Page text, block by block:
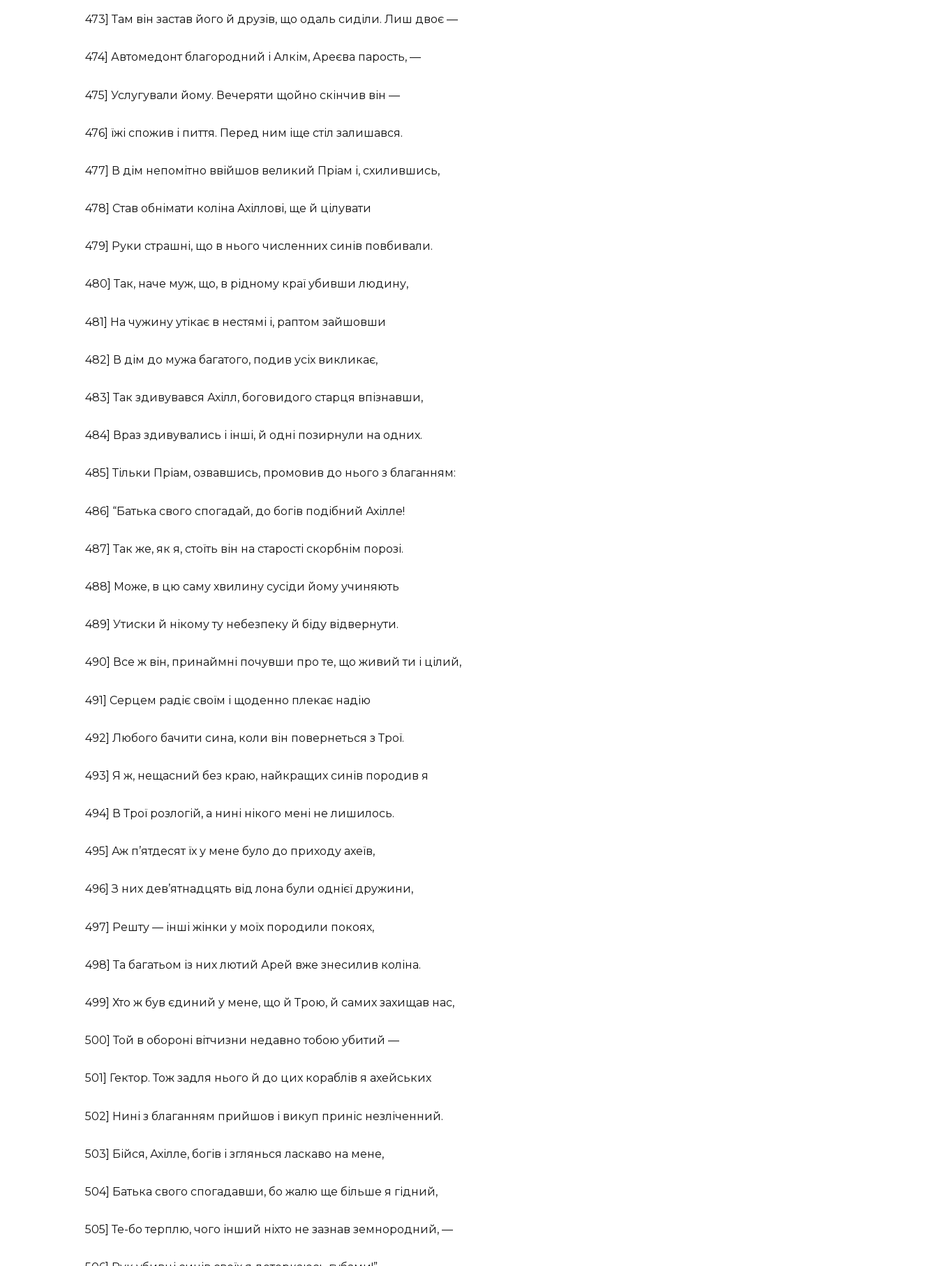
473] Там він застав його й друзів, що одаль сиділи. Лиш двоє —
474] Автомедонт благородний і Алкім, Ареєва парость, —
475] Услугували йому. Вечеряти щойно скінчив він —
476] їжі спожив і пиття. Перед ним іще стіл залишався.
477] В дім непомітно ввійшов великий Пріам і, схилившись,
478] Став обнімати коліна Ахіллові, ще й цілувати
479] Руки страшні, що в нього численних синів повбивали.
480] Так, наче муж, що, в рідному краї убивши людину,
481] На чужину утікає в нестямі і, раптом зайшовши
482] В дім до мужа багатого, подив усіх викликає,
483] Так здивувався Ахілл, боговидого старця впізнавши,
484] Враз здивувались і інші, й одні позирнули на одних.
485] Тільки Пріам, озвавшись, промовив до нього з благанням:
486] “Батька свого спогадай, до богів подібний Ахілле!
487] Так же, як я, стоїть він на старості скорбнім порозі.
488] Може, в цю саму хвилину сусіди йому учиняють
489] Утиски й нікому ту небезпеку й біду відвернути.
490] Все ж він, принаймні почувши про те, що живий ти і цілий,
491] Серцем радіє своїм і щоденно плекає надію
492] Любого бачити сина, коли він повернеться з Трої.
493] Я ж, нещасний без краю, найкращих синів породив я
494] В Трої розлогій, а нині нікого мені не лишилось.
495] Аж п’ятдесят їх у мене було до приходу ахеїв,
496] З них дев’ятнадцять від лона були однієї дружини,
497] Решту — інші жінки у моїх породили покоях,
498] Та багатьом із них лютий Арей вже знесилив коліна.
499] Хто ж був єдиний у мене, що й Трою, й самих захищав нас,
500] Той в обороні вітчизни недавно тобою убитий —
501] Гектор. Тож задля нього й до цих кораблів я ахейських
502] Нині з благанням прийшов і викуп приніс незліченний.
503] Бійся, Ахілле, богів і зглянься ласкаво на мене,
504] Батька свого спогадавши, бо жалю ще більше я гідний,
505] Те-бо терплю, чого інший ніхто не зазнав земнородний, —